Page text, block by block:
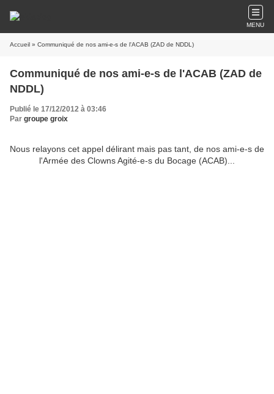
MENU
Accueil » Communiqué de nos ami-e-s de l'ACAB (ZAD de NDDL)
Communiqué de nos ami-e-s de l'ACAB (ZAD de
NDDL)
Publié le 17/12/2012 à 03:46
Par groupe groix
Nous relayons cet appel délirant mais pas tant, de nos ami-e-s de
l'Armée des Clowns Agité-e-s du Bocage (ACAB)...